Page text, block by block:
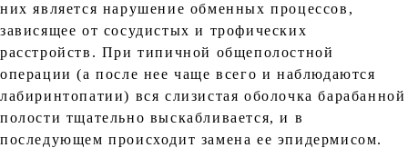
них является нарушение обменных процессов,
зависящее от сосудистых и трофических
расстройств. При типичной общеполостной
операции (а после нее чаще всего и наблюдаются
лабиринтопатии) вся слизистая оболочка барабанной
полости тщательно выскабливается, и в
последующем происходит замена ее эпидермисом.